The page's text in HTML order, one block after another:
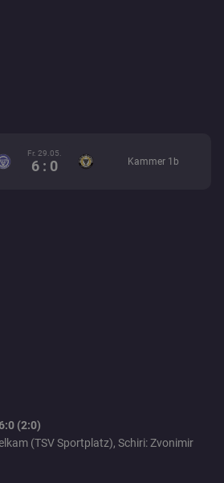
Fr. 29.05.
6 : 0 Kammer 1b
(2:0)
(TSV Sportplatz), Schiri: Zvonimir